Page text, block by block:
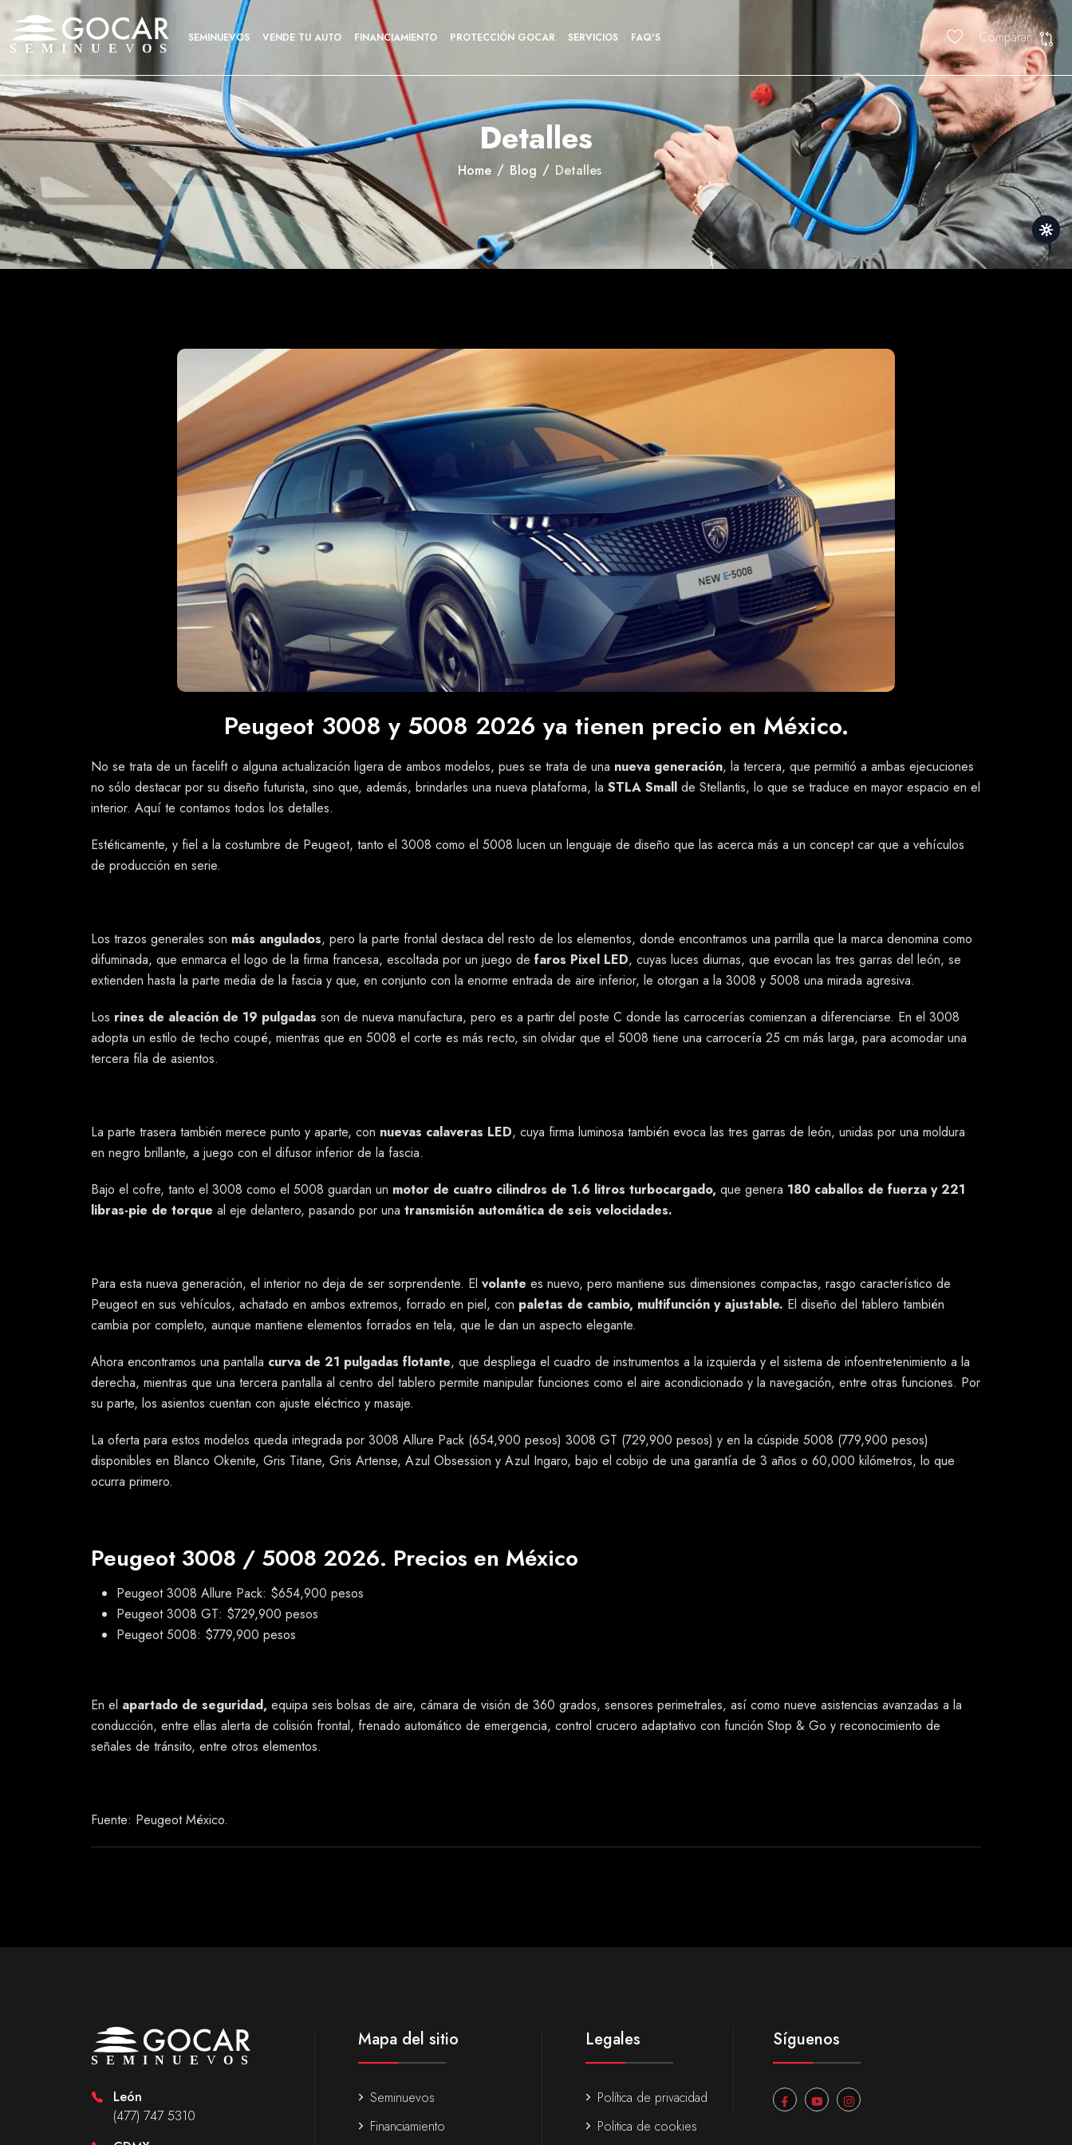
SEMINUEVOS VENDE TU AUTO FINANCIAMIENTO PROTECCIÓN GOCAR SERVICIOS FAQ'S Comparar
Detalles
Home Blog Detalles
Peugeot 3008 y 5008 2026 ya tienen precio en México.
No se trata de un facelift o alguna actualización ligera de ambos modelos, pues se trata de una nueva generación, la tercera, que permitió a ambas ejecuciones
no sólo destacar por su diseño futurista, sino que, además, brindarles una nueva plataforma, la STLA Small de Stellantis, lo que se traduce en mayor espacio en el
interior. Aquí te contamos todos los detalles.
Estéticamente, y fiel a la costumbre de Peugeot, tanto el 3008 como el 5008 lucen un lenguaje de diseño que las acerca más a un concept car que a vehículos
de producción en serie.
Los trazos generales son más angulados, pero la parte frontal destaca del resto de los elementos, donde encontramos una parrilla que la marca denomina como
difuminada, que enmarca el logo de la firma francesa, escoltada por un juego de faros Pixel LED, cuyas luces diurnas, que evocan las tres garras del león, se
extienden hasta la parte media de la fascia y que, en conjunto con la enorme entrada de aire inferior, le otorgan a la 3008 y 5008 una mirada agresiva.
Los rines de aleación de 19 pulgadas son de nueva manufactura, pero es a partir del poste C donde las carrocerías comienzan a diferenciarse. En el 3008
adopta un estilo de techo coupé, mientras que en 5008 el corte es más recto, sin olvidar que el 5008 tiene una carrocería 25 cm más larga, para acomodar una
tercera fila de asientos.
La parte trasera también merece punto y aparte, con nuevas calaveras LED, cuya firma luminosa también evoca las tres garras de león, unidas por una moldura
en negro brillante, a juego con el difusor inferior de la fascia.
Bajo el cofre, tanto el 3008 como el 5008 guardan un motor de cuatro cilindros de 1.6 litros turbocargado, que genera 180 caballos de fuerza y 221
libras-pie de torque al eje delantero, pasando por una transmisión automática de seis velocidades.
Para esta nueva generación, el interior no deja de ser sorprendente. El volante es nuevo, pero mantiene sus dimensiones compactas, rasgo característico de
Peugeot en sus vehículos, achatado en ambos extremos, forrado en piel, con paletas de cambio, multifunción y ajustable. El diseño del tablero también
cambia por completo, aunque mantiene elementos forrados en tela, que le dan un aspecto elegante.
Ahora encontramos una pantalla curva de 21 pulgadas flotante, que despliega el cuadro de instrumentos a la izquierda y el sistema de infoentretenimiento a la
derecha, mientras que una tercera pantalla al centro del tablero permite manipular funciones como el aire acondicionado y la navegación, entre otras funciones. Por
su parte, los asientos cuentan con ajuste eléctrico y masaje.
La oferta para estos modelos queda integrada por 3008 Allure Pack (654,900 pesos) 3008 GT (729,900 pesos) y en la cúspide 5008 (779,900 pesos)
disponibles en Blanco Okenite, Gris Titane, Gris Artense, Azul Obsession y Azul Ingaro, bajo el cobijo de una garantía de 3 años o 60,000 kilómetros, lo que
ocurra primero.
Peugeot 3008 / 5008 2026. Precios en México
Peugeot 3008 Allure Pack: $654,900 pesos
Peugeot 3008 GT: $729,900 pesos
Peugeot 5008: $779,900 pesos
En el apartado de seguridad, equipa seis bolsas de aire, cámara de visión de 360 grados, sensores perimetrales, así como nueve asistencias avanzadas a la
conducción, entre ellas alerta de colisión frontal, frenado automático de emergencia, control crucero adaptativo con función Stop & Go y reconocimiento de
señales de tránsito, entre otros elementos.
Fuente: Peugeot México.
León
(477) 747 5310
Mapa del sitio
Seminuevos
Financiamiento
Legales
Política de privacidad
Politica de cookies
Síguenos